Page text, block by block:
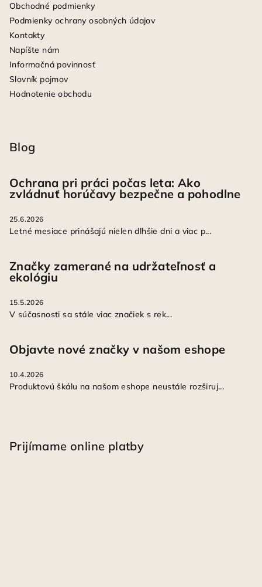
Obchodné podmienky
Podmienky ochrany osobných údajov
Kontakty
Napíšte nám
Informačná povinnosť
Slovník pojmov
Hodnotenie obchodu
Blog
Ochrana pri práci počas leta: Ako
zvládnuť horúčavy bezpečne a pohodlne
25.6.2026
Letné mesiace prinášajú nielen dlhšie dni a viac p...
Značky zamerané na udržateľnosť a
ekológiu
15.5.2026
V súčasnosti sa stále viac značiek s rek...
Objavte nové značky v našom eshope
10.4.2026
Produktovú škálu na našom eshope neustále rozširuj...
Prijímame online platby